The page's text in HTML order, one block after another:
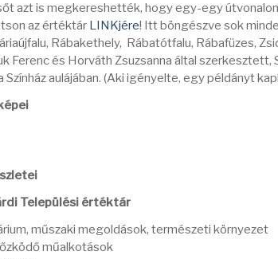
azt is megkereshették, hogy egy-egy
az értéktár LINKjére! Itt böngészve sok
Rábakethely, Rábatótfalu, Rábafüzes,
Ferenc és Horváth Zsuzsanna által
aulájában. (Aki igényelte, egy példányt
Települési értéktár
műszaki megoldások, természeti környezet
műalkotások